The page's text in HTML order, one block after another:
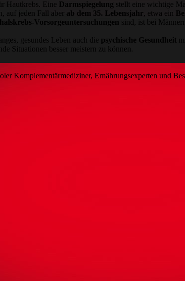
Hautkrebs. Eine Darmspiegelung stellt eine wichtige
auf jeden Fall aber ab dem 35. Lebensjahr, etwa ein
Vorsorgeuntersuchungen sind, ist bei
gesundes Leben auch die psychische Gesundheit
Situationen besser meistern zu können.
Komplementärmediziner, Ernährungsexperten und